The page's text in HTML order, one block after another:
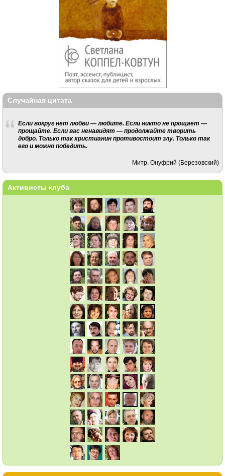
Случайная цитата
Если вокруг нет любви — любите. Если никто не прощает —
прощайте. Если вас ненавидят — продолжайте творить
добро. Только так христианин противостоит злу. Только так
его и можно победить.
Митр. Онуфрий (Березовский)
Активисты клуба